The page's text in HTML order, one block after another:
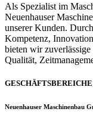
Als Spezialist im
Neuenhauser
unserer Kunden.
Kompetenz,
bieten wir
Qualität,
GESCHÄFTSBEREICHE
Neuenhauser Maschinenbau